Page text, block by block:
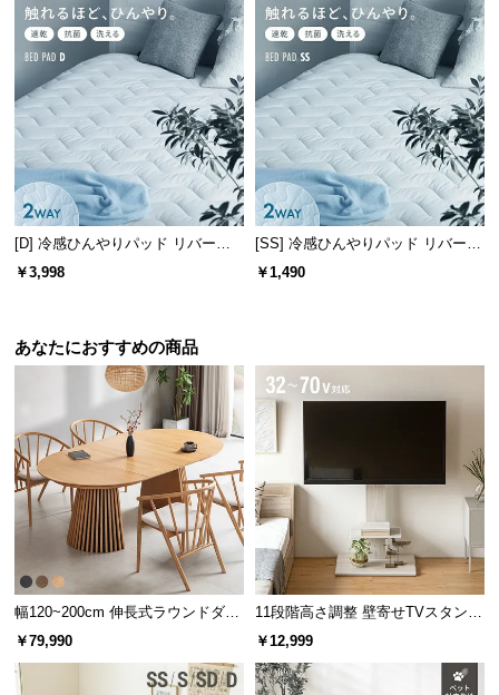
[D] 冷感ひんやりパッド リバーシ
ブル 速乾 抗菌 洗える
￥3,998
[SS] 冷感ひんやりパッド リバーシ
ブル 速乾 抗菌 洗える
￥1,490
あなたにおすすめの商品
幅120~200cm 伸長式ラウンドダイ
ニングテーブル 6人掛け 天然木突
￥79,990
11段階高さ調整 壁寄せTVスタンド
キャスター付き 上下左右角度調節
￥12,999